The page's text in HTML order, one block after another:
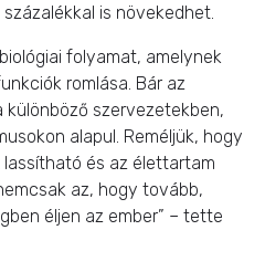
is növekedhet.
folyamat, amelynek
romlása. Bár az
szervezetekben,
alapul. Reméljük, hogy
és az élettartam
az, hogy tovább,
éljen az ember” – tette